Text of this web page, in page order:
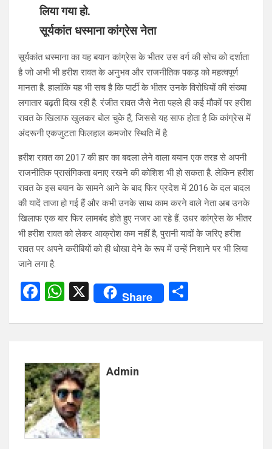
लिया गया हो.
सूर्यकांत धस्माना कांग्रेस नेता
सूर्यकांत धस्माना का यह बयान कांग्रेस के भीतर उस वर्ग की सोच को दर्शाता
है जो अभी भी हरीश रावत के अनुभव और राजनीतिक पकड़ को महत्वपूर्ण
मानता है. हालांकि यह भी सच है कि पार्टी के भीतर उनके विरोधियों की संख्या
लगातार बढ़ती दिख रही है. रंजीत रावत जैसे नेता पहले ही कई मौकों पर हरीश
रावत के खिलाफ खुलकर बोल चुके हैं, जिससे यह साफ होता है कि कांग्रेस में
अंदरूनी एकजुटता फिलहाल कमजोर स्थिति में है.
हरीश रावत का 2017 की हार का बदला लेने वाला बयान एक तरह से अपनी
राजनीतिक प्रासंगिकता बनाए रखने की कोशिश भी हो सकता है. लेकिन हरीश
रावत के इस बयान के सामने आने के बाद फिर प्रदेश में 2016 के दल बादल
की यादें ताजा हो गई हैं और कभी उनके साथ काम करने वाले नेता अब उनके
खिलाफ एक बार फिर लामबंद होते हुए नजर आ रहे हैं. उधर कांग्रेस के भीतर
भी हरीश रावत को लेकर आक्रोश कम नहीं है, पुरानी यादों के जरिए हरीश
रावत पर अपने करीबियों को ही धोखा देने के रूप में उन्हें निशाने पर भी लिया
जाने लगा है.
F
ce
o
o
k
W
at
A
p
p
X Share
ar
Admin